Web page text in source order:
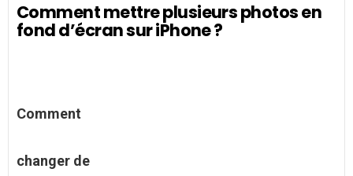
Comment mettre plusieurs photos en
fond d’écran sur iPhone ?
Comment
changer de